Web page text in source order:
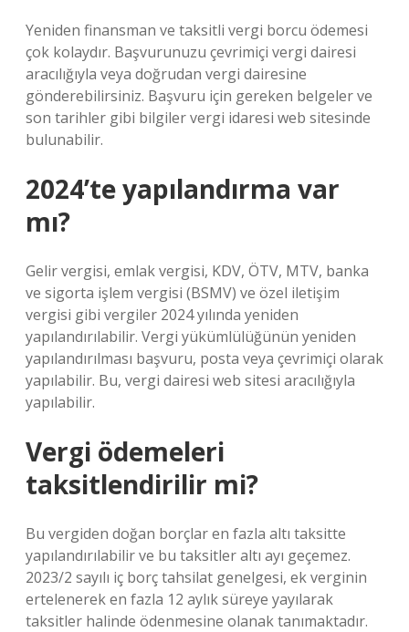
Yeniden finansman ve taksitli vergi borcu ödemesi
çok kolaydır. Başvurunuzu çevrimiçi vergi dairesi
aracılığıyla veya doğrudan vergi dairesine
gönderebilirsiniz. Başvuru için gereken belgeler ve
son tarihler gibi bilgiler vergi idaresi web sitesinde
bulunabilir.
2024’te yapılandırma var
mı?
Gelir vergisi, emlak vergisi, KDV, ÖTV, MTV, banka
ve sigorta işlem vergisi (BSMV) ve özel iletişim
vergisi gibi vergiler 2024 yılında yeniden
yapılandırılabilir. Vergi yükümlülüğünün yeniden
yapılandırılması başvuru, posta veya çevrimiçi olarak
yapılabilir. Bu, vergi dairesi web sitesi aracılığıyla
yapılabilir.
Vergi ödemeleri
taksitlendirilir mi?
Bu vergiden doğan borçlar en fazla altı taksitte
yapılandırılabilir ve bu taksitler altı ayı geçemez.
2023/2 sayılı iç borç tahsilat genelgesi, ek verginin
ertelenerek en fazla 12 aylık süreye yayılarak
taksitler halinde ödenmesine olanak tanımaktadır.